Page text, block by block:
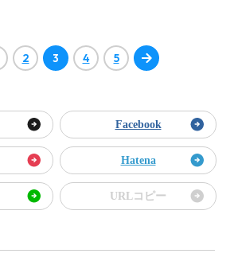
2 3 4 5
Facebook
Hatena
URLコピー